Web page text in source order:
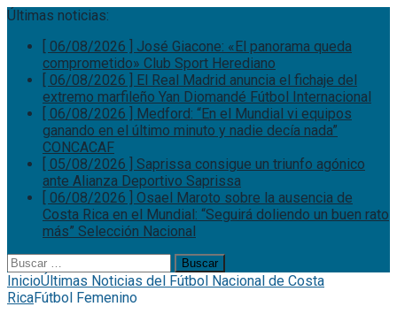
Últimas noticias:
[ 06/08/2026 ] José Giacone: «El panorama queda
comprometido» Club Sport Herediano
[ 06/08/2026 ] El Real Madrid anuncia el fichaje del
extremo marfileño Yan Diomandé Fútbol Internacional
[ 06/08/2026 ] Medford: “En el Mundial vi equipos
ganando en el último minuto y nadie decía nada”
CONCACAF
[ 05/08/2026 ] Saprissa consigue un triunfo agónico
ante Alianza Deportivo Saprissa
[ 06/08/2026 ] Osael Maroto sobre la ausencia de
Costa Rica en el Mundial: “Seguirá doliendo un buen rato
más” Selección Nacional
Buscar:
InicioÚltimas Noticias del Fútbol Nacional de Costa
RicaFútbol Femenino